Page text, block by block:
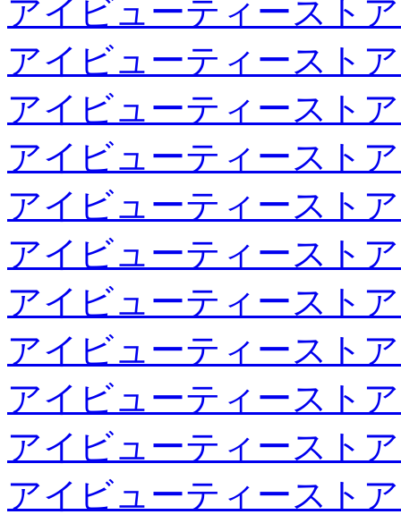
アイビューティースト
アイビューティースト
アイビューティースト
アイビューティースト
アイビューティースト
アイビューティースト
アイビューティースト
アイビューティースト
アイビューティースト
アイビューティースト
アイビューティースト